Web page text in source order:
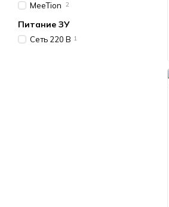
MeeTion 2
Питание ЗУ
Сеть 220 В 1